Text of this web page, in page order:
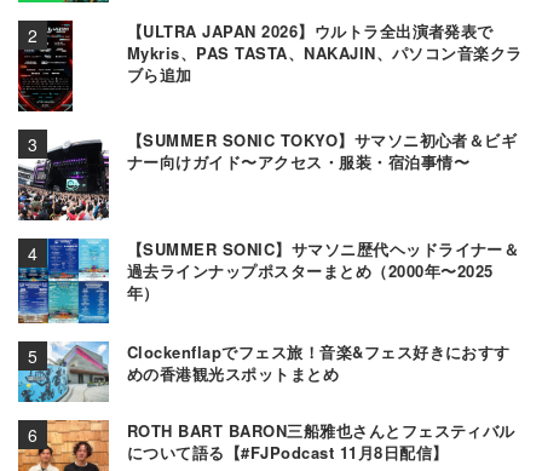
【ULTRA JAPAN 2026】ウルトラ全出演者発表で
Mykris、PAS TASTA、NAKAJIN、パソコン音楽クラ
ブら追加
【SUMMER SONIC TOKYO】サマソニ初心者＆ビギ
ナー向けガイド〜アクセス・服装・宿泊事情〜
【SUMMER SONIC】サマソニ歴代ヘッドライナー＆
過去ラインナップポスターまとめ（2000年〜2025
年）
Clockenflapでフェス旅！音楽&フェス好きにおすす
めの香港観光スポットまとめ
ROTH BART BARON三船雅也さんとフェスティバル
について語る【#FJPodcast 11月8日配信】